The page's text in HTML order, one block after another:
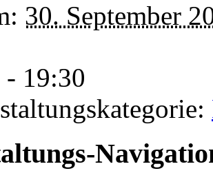
30. September
- 19:30